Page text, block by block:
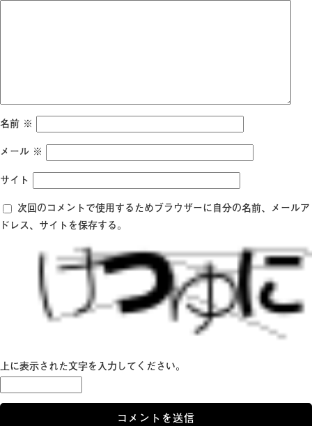
名前 ※
メール ※
サイト
次回のコメントで使用するためブラウザーに自分の名前、メールア
ドレス、サイトを保存する。
上に表示された文字を入力してください。